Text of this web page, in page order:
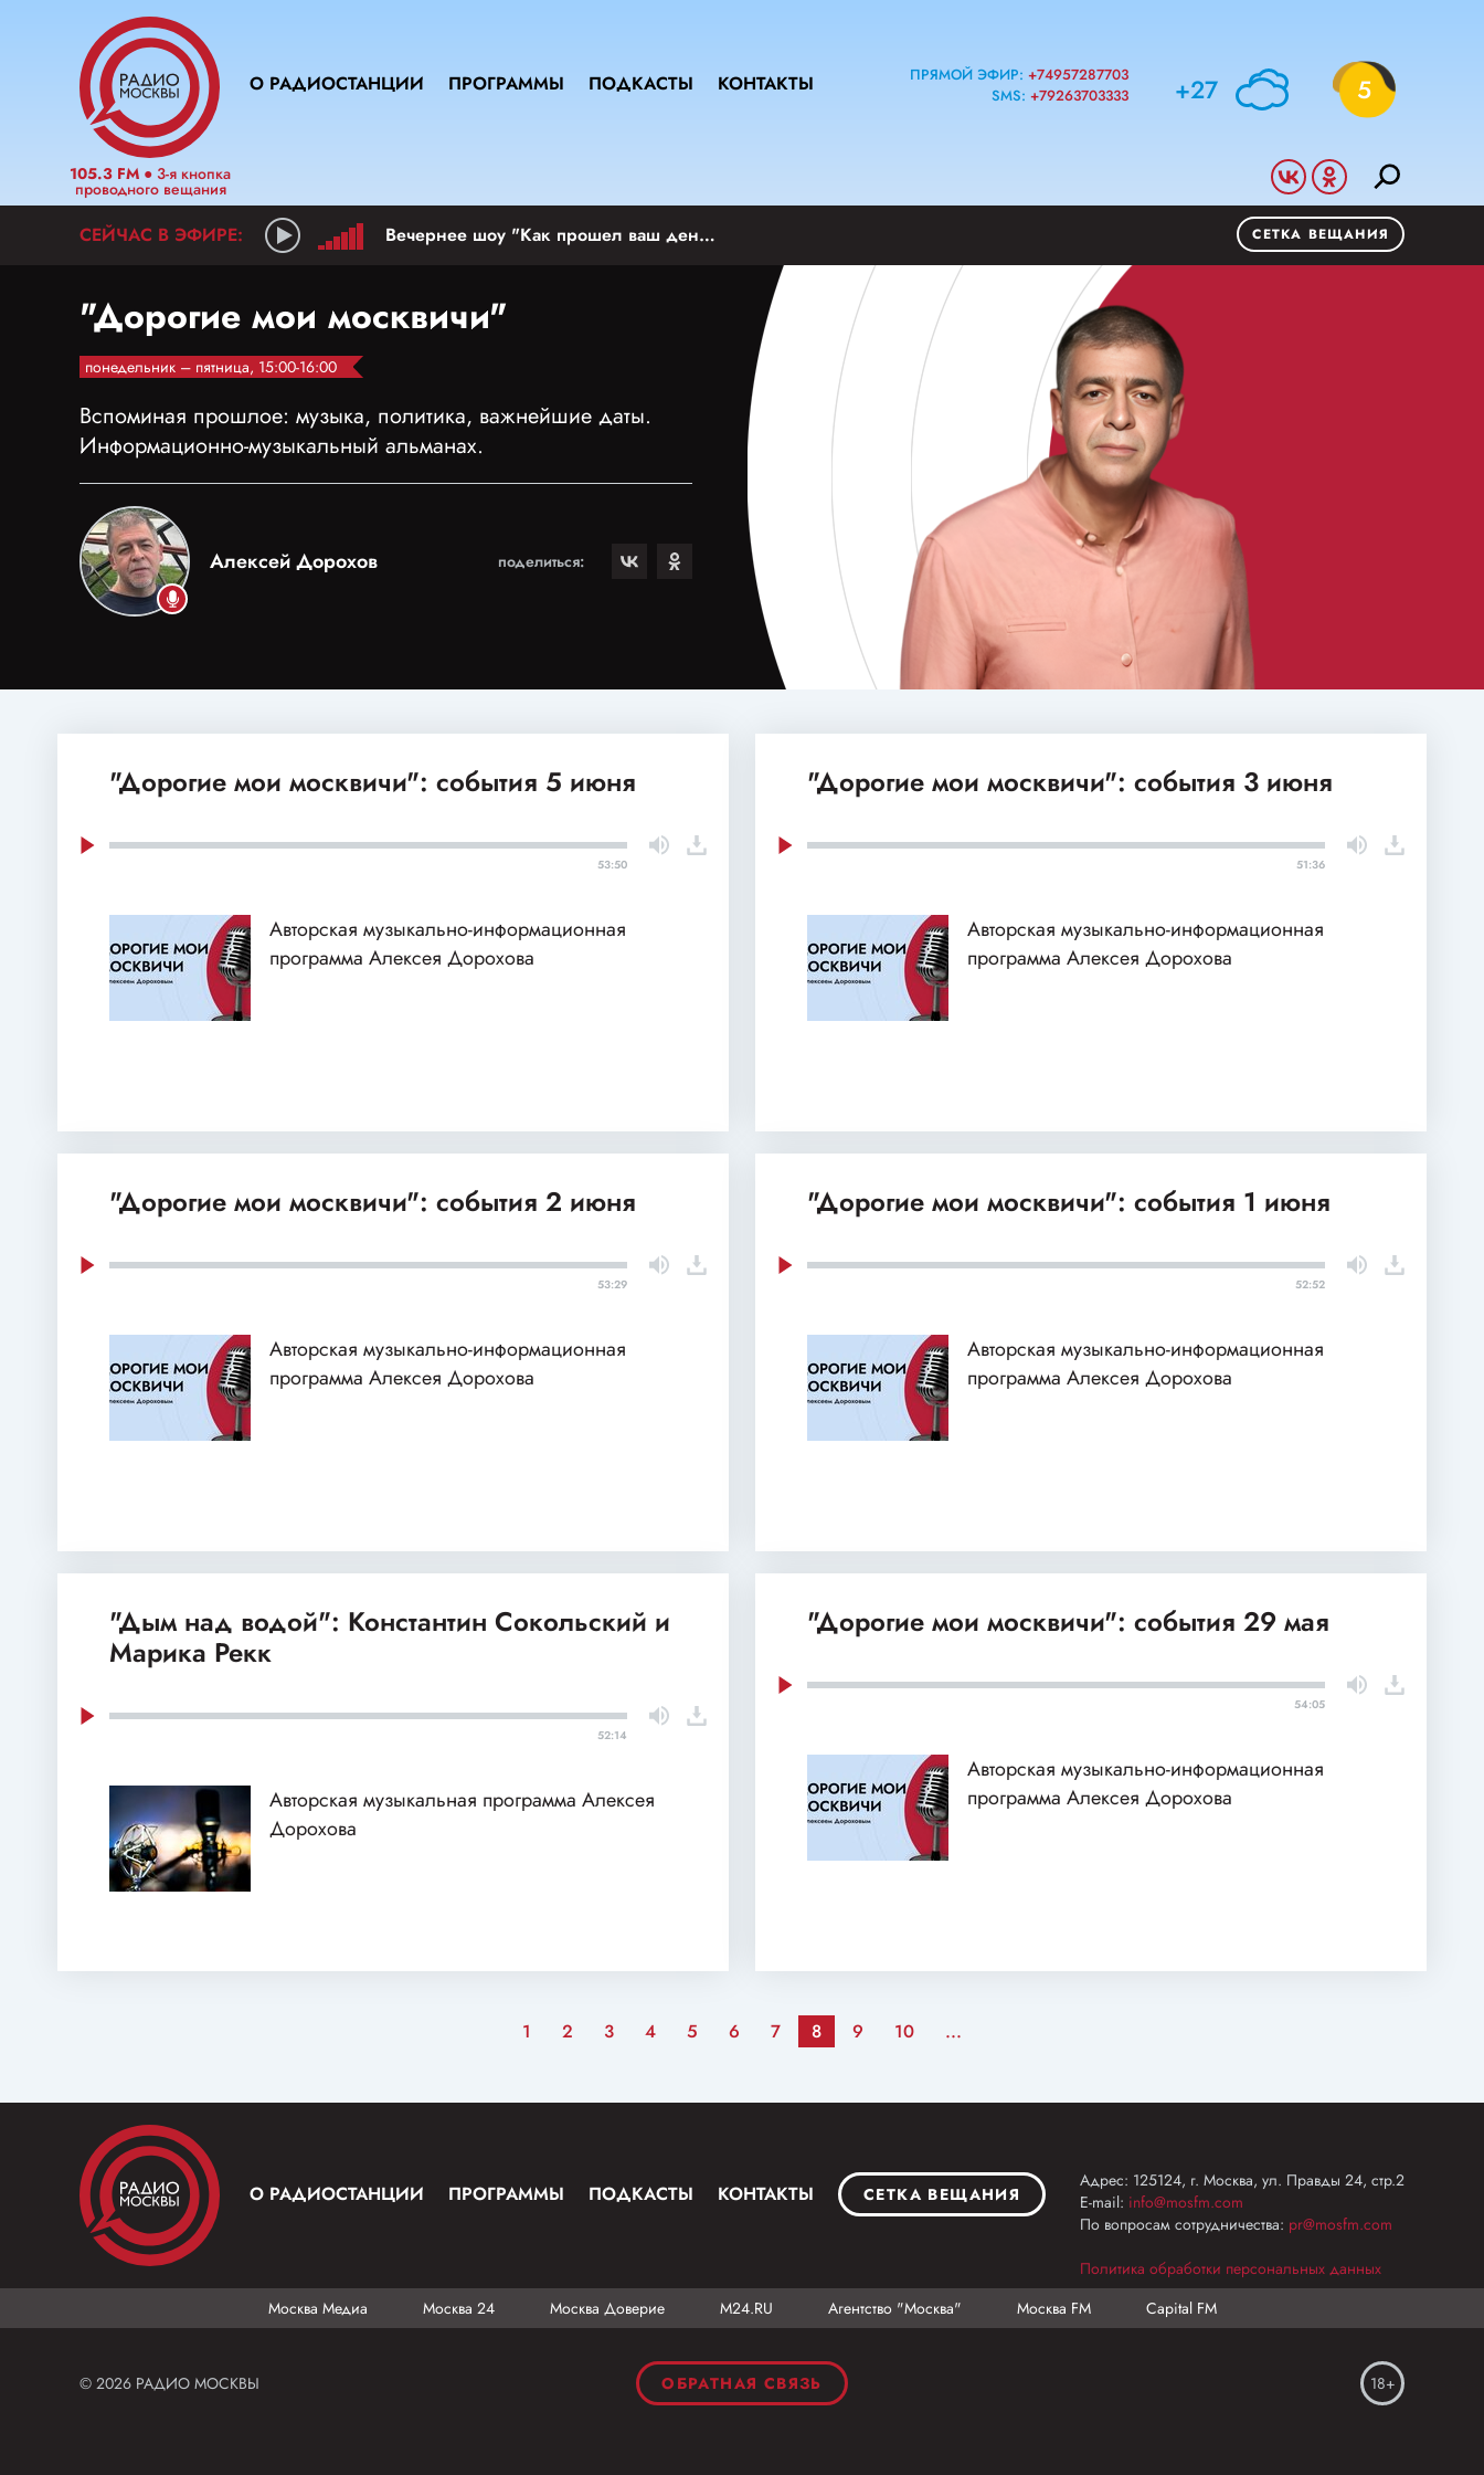
105.3 FM ● 3-я кнопка
проводного вещания
О РАДИОСТАНЦИИ ПРОГРАММЫ ПОДКАСТЫ КОНТАКТЫ ПРЯМОЙ ЭФИР: +74957287703
SMS: +79263703333 +27 5
Вечернее шоу "Как прошел ваш день?" СЕТКА ВЕЩАНИЯ
"Дорогие мои москвичи"
понедельник – пятница, 15:00-16:00
Вспоминая прошлое: музыка, политика, важнейшие даты.
Информационно-музыкальный альманах.
Алексей Дорохов поделиться:
"Дорогие мои москвичи": события 5 июня
53:50
Авторская музыкально-информационная
программа Алексея Дорохова
"Дорогие мои москвичи": события 3 июня
51:36
Авторская музыкально-информационная
программа Алексея Дорохова
"Дорогие мои москвичи": события 2 июня
53:29
Авторская музыкально-информационная
программа Алексея Дорохова
"Дорогие мои москвичи": события 1 июня
52:52
Авторская музыкально-информационная
программа Алексея Дорохова
"Дым над водой": Константин Сокольский и
Марика Рекк
52:14
Авторская музыкальная программа Алексея
Дорохова
"Дорогие мои москвичи": события 29 мая
54:05
Авторская музыкально-информационная
программа Алексея Дорохова
1 2 3 4 5 6 7 8 9 10 ...
О РАДИОСТАНЦИИ ПРОГРАММЫ ПОДКАСТЫ КОНТАКТЫ СЕТКА ВЕЩАНИЯ
Адрес: 125124, г. Москва, ул. Правды 24, стр.2
E-mail: info@mosfm.com
По вопросам сотрудничества: pr@mosfm.com
Политика обработки персональных данных
Москва Медиа
Москва 24 Москва Доверие М24.RU Агентство "Москва" Москва FM Capital FM
© 2026 РАДИО МОСКВЫ ОБРАТНАЯ СВЯЗЬ 18+